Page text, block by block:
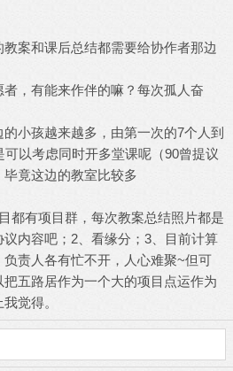
案和课后总结都需要给协作者那边
，有能来作伴的嘛？每次孤人奋
小孩越来越多，由第一次的7个人到
可以考虑同时开多堂课呢（90曾提议
竟这边的教室比较多
都有项目群，每次教案总结照片都是
内容吧；2、看缘分；3、目前计算
责人各有忙不开，人心难聚~但可
把五路居作为一个大的项目点运作为
觉得。